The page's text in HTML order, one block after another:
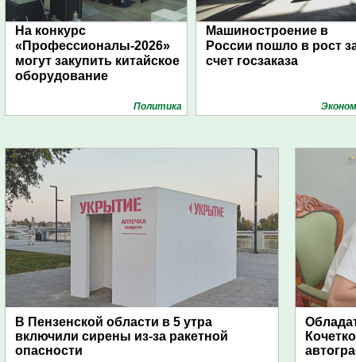
На конкурс
«Профессионалы-2026»
могут закупить китайское
оборудование
Политика
Машиностроение в
России пошло в рост
счет госзаказа
В Пензенской области в 5 утра
включили сирены из-за ракетной
опасности